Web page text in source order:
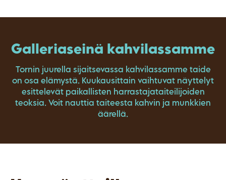
Galleriaseinä kahvilassamme
Tornin juurella sijaitsevassa kahvilassamme taide
on osa elämystä. Kuukausittain vaihtuvat näyttelyt
esittelevät paikallisten harrastajataiteilijoiden
teoksia. Voit nauttia taiteesta kahvin ja munkkien
äärellä.